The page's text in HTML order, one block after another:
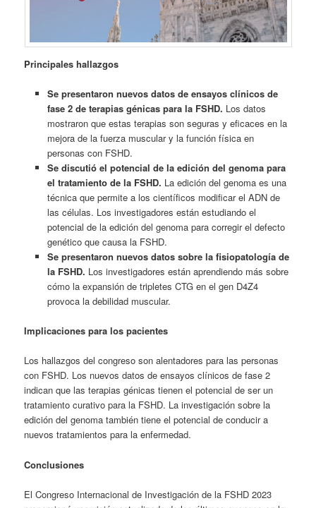
Principales hallazgos
Se presentaron nuevos datos de ensayos clínicos de
fase 2 de terapias génicas para la FSHD. Los datos
mostraron que estas terapias son seguras y eficaces en la
mejora de la fuerza muscular y la función física en
personas con FSHD.
Se discutió el potencial de la edición del genoma para
el tratamiento de la FSHD. La edición del genoma es una
técnica que permite a los científicos modificar el ADN de
las células. Los investigadores están estudiando el
potencial de la edición del genoma para corregir el defecto
genético que causa la FSHD.
Se presentaron nuevos datos sobre la fisiopatología de
la FSHD. Los investigadores están aprendiendo más sobre
cómo la expansión de tripletes CTG en el gen D4Z4
provoca la debilidad muscular.
Implicaciones para los pacientes
Los hallazgos del congreso son alentadores para las personas
con FSHD. Los nuevos datos de ensayos clínicos de fase 2
indican que las terapias génicas tienen el potencial de ser un
tratamiento curativo para la FSHD. La investigación sobre la
edición del genoma también tiene el potencial de conducir a
nuevos tratamientos para la enfermedad.
Conclusiones
El Congreso Internacional de Investigación de la FSHD 2023